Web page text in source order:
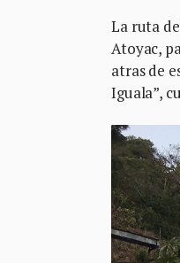
La ruta
Atoyac,
atras de
Iguala”,